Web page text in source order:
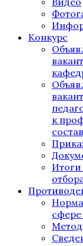
Конкурс
к
Итоги